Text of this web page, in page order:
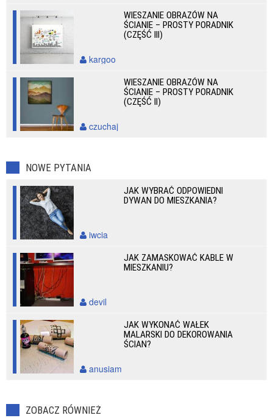
WIESZANIE OBRAZÓW NA
ŚCIANIE – PROSTY PORADNIK
(CZĘŚĆ III)
kargoo
WIESZANIE OBRAZÓW NA
ŚCIANIE – PROSTY PORADNIK
(CZĘŚĆ II)
czuchaj
NOWE PYTANIA
JAK WYBRAĆ ODPOWIEDNI
DYWAN DO MIESZKANIA?
iwcia
JAK ZAMASKOWAĆ KABLE W
MIESZKANIU?
devil
JAK WYKONAĆ WAŁEK
MALARSKI DO DEKOROWANIA
ŚCIAN?
anusiam
ZOBACZ RÓWNIEŻ